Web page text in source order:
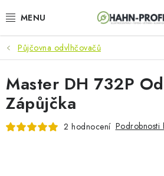
na
KLIMATIZACE
ELEKTROCENTRÁLY
ZAHRADNÍ TECHNIKA
Půjčovna odvlhčovačů
Master DH 732P
Zápůjčka
2 hodnocení Podrobnosti